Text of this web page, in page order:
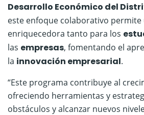
Desarrollo Económico del
este enfoque colaborativo permite
enriquecedora tanto para los
las empresas, fomentando el
la innovación empresarial.
“Este programa contribuye al
ofreciendo herramientas y
obstáculos y alcanzar nuevos